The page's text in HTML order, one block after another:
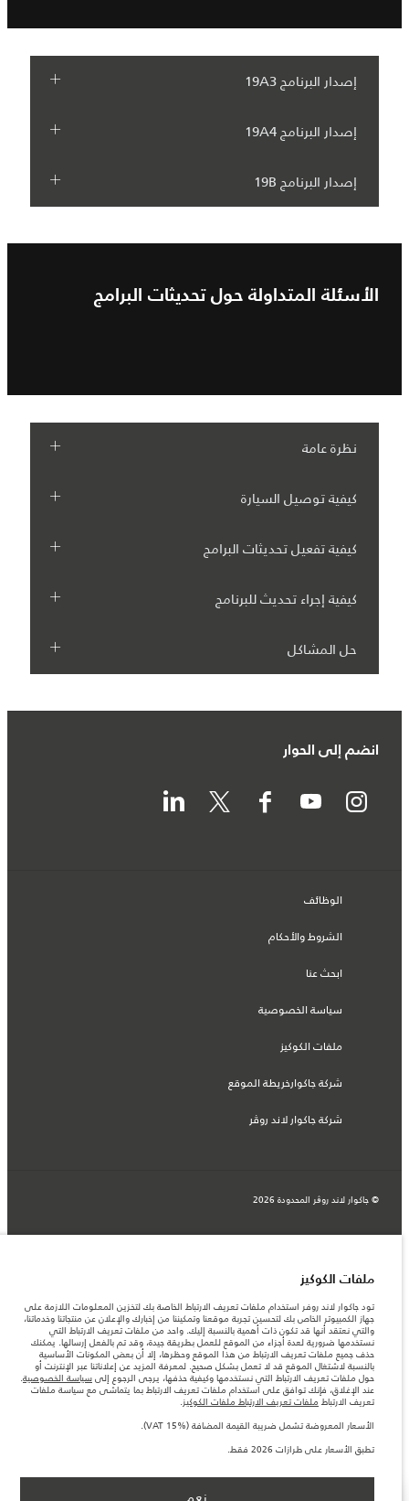
إصدار البرنامج 19A3
إصدار البرنامج 19A4
إصدار البرنامج 19B
الأسئلة المتداولة حول تحديثات البرامج
نظرة عامة
كيفية توصيل السيارة
كيفية تفعيل تحديثات البرامج
كيفية إجراء تحديث للبرنامج
حل المشاكل
انضم إلى الحوار
الوظائف
الشروط والأحكام
ابحث عنا
سياسة الخصوصية
ملفات الكوكيز
شركة جاكوارخريطة الموقع
شركة جاكوار لاند روڤر
© جاكوار لاند روڨر المحدودة 2026
آخر، كما أنّها قد تتغير بدون إشعار مسبق. الرجاء التواصل مع وكيلنا المحلي للتأكد من توفّرها
والتحقق من الأسعار.
الأرقام المقدمة هي نتيجة لاختبارات المصنع الرسمية وفقاً لتشريعات الاتحاد الأوروبي. قد
يتباين استهلك الوقود الفعلي للمركبة عن ذلك المتحقق في تلك الاختبارات كما أن هذه
الأرقام بغرض المقارنة فحسب.
ملاحظة مهمة حول الصور والمواصفات. إن النقص العالمي في أشباه الموصلات يؤثر حاليًا
في مواصفات تصميم السيارات وتوفر الخيارات وتوقيتات التصاميم. هذا ظرف ديناميكي
للغاية، ونتيجة لذلك، قد لا تمثّل الصور المستخدَمة ضمن موقع الويب حاليًا المواصفات الحالية
بالكامل بالنسبة إلى الميزات والخيارات والحلية ومجموعات الألوان. يرجى استشارة وكيلك الذي
سيتمكّن من تأكيد أي تقييدات حالية معك للسماح لك باتخاذ قرار مدروس
الأسعار المعروضة تشمل ضريبة القيمة المضافة (VAT).
الأسعار تنطبق فقط على الطرازات المصنعة في عام 2026.‎
ملفات الكوكيز
تود جاكوار لاند روفر استخدام ملفات تعريف الارتباط الخاصة بك لتخزين المعلومات اللازمة على
جهاز الكمبيوتر الخاص بك لتحسين تجربة موقعنا وتمكيننا من إخبارك والإعلان عن منتجاتنا وخدماتنا،
والتي نعتقد أنها قد تكون ذات أهمية بالنسبة إليك. واحد من ملفات تعريف الارتباط التي
نستخدمها ضرورية لعدة أجزاء من الموقع للعمل بطريقة جيدة، وقد تم بالفعل إرسالها. يمكنك
حذف جميع ملفات تعريف الارتباط من هذا الموقع وحظرها، إلا أن بعض المكونات الأساسية
بالنسبة لاشتغال الموقع قد لا تعمل بشكل صحيح. لمعرفة المزيد عن إعلاناتنا عبر الإنترنت أو
حول ملفات تعريف الارتباط التي نستخدمها وكيفية حذفها، يرجى الرجوع إلى سياسة الخصوصية.
عند الإغلاق، فإنك توافق على استخدام ملفات تعريف الارتباط بما يتماشى مع سياسة ملفات
تعريف الارتباط ملفات تعريف الارتباط ملفات الكوكيز.
الأسعار المعروضة تشمل ضريبة القيمة المضافة (VAT 15%).
تطبق الأسعار على طرازات 2026 فقط.